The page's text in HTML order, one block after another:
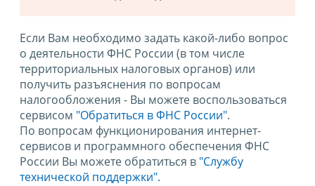
Если Вам необходимо задать какой-либо вопрос
о деятельности ФНС России (в том числе
территориальных налоговых органов) или
получить разъяснения по вопросам
налогообложения - Вы можете воспользоваться
сервисом "Обратиться в ФНС России".
По вопросам функционирования интернет-
сервисов и программного обеспечения ФНС
России Вы можете обратиться в "Службу
технической поддержки".